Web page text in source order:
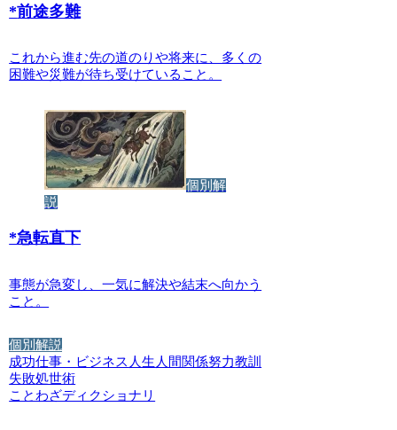
*前途多難
これから進む先の道のりや将来に、多くの
困難や災難が待ち受けていること。
個別解
説
*急転直下
事態が急変し、一気に解決や結末へ向かう
こと。
個別解説
成功仕事・ビジネス 人生 人間関係努力教訓
失敗処世術
ことわざディクショナリ